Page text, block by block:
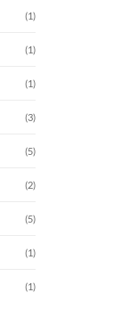
(1)
(1)
(1)
(3)
(5)
(2)
(5)
(1)
(1)